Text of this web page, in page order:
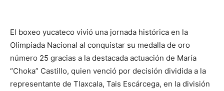
El boxeo yucateco vivió una jornada histórica en la
Olimpiada Nacional al conquistar su medalla de oro
número 25 gracias a la destacada actuación de María
“Choka” Castillo, quien venció por decisión dividida a la
representante de Tlaxcala, Tais Escárcega, en la división